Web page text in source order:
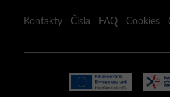
Kontakty Čísla FAQ Cookies